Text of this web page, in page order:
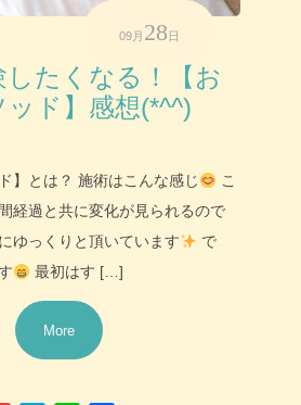
09月 28 日
したくなる！【お
ッド】感想(*^^)
】とは？ 施術はこんな感じ
こ
経過と共に変化が見られるので
ゆっくりと頂いています
で
最初はす […]
More